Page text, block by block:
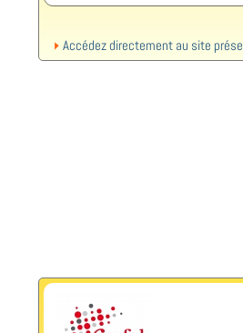
Accédez directement au site